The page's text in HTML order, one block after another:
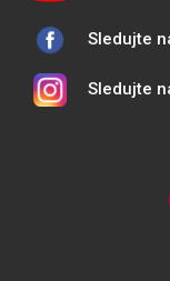
Sledujte
Sledujte